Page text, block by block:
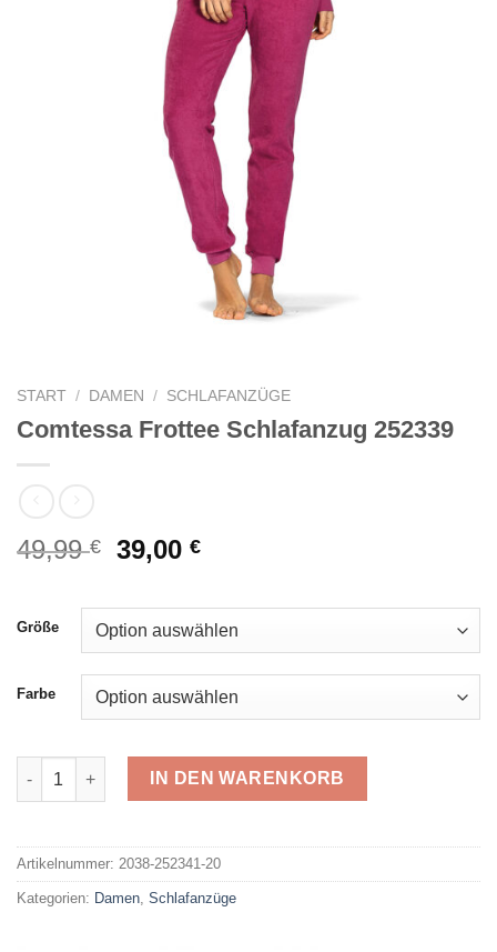
START / DAMEN / SCHLAFANZÜGE
Comtessa Frottee Schlafanzug 252339
49,99€
Ursprünglicher
war:
49,99 €
39,00€Aktueller
ist:
39,00 €.
Größe
Farbe
Comtessa Frottee Schlafanzug 252339 Menge
IN DEN WARENKORB
Artikelnummer: 2038-252341-20
Kategorien: Damen Schlafanzüge